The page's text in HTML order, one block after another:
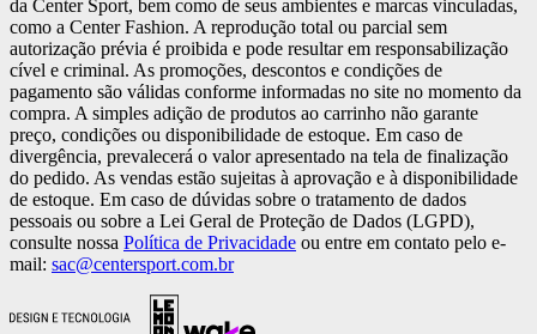
da Center Sport, bem como de seus ambientes e marcas vinculadas,
como a Center Fashion. A reprodução total ou parcial sem
autorização prévia é proibida e pode resultar em responsabilização
cível e criminal. As promoções, descontos e condições de
pagamento são válidas conforme informadas no site no momento da
compra. A simples adição de produtos ao carrinho não garante
preço, condições ou disponibilidade de estoque. Em caso de
divergência, prevalecerá o valor apresentado na tela de finalização
do pedido. As vendas estão sujeitas à aprovação e à disponibilidade
de estoque. Em caso de dúvidas sobre o tratamento de dados
pessoais ou sobre a Lei Geral de Proteção de Dados (LGPD),
consulte nossa Política de Privacidade ou entre em contato pelo e-
mail: sac@centersport.com.br